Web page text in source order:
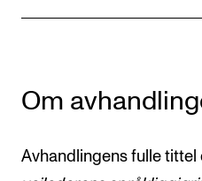
Om
Avhandlingens fulle tittel